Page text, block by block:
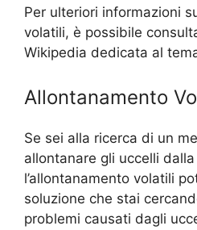
Per ulteriori informazioni
volatili, è possibile
Wikipedia dedicata al
Allontanamento
Se sei alla ricerca di un
allontanare gli uccelli
l’allontanamento volatili
soluzione che stai
problemi causati dagli